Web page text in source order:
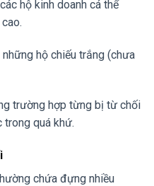
hộ kinh doanh cá thể
hộ chiếu trắng (chưa
trường hợp từng bị từ chối
trong quá khứ.
chứa đựng nhiều